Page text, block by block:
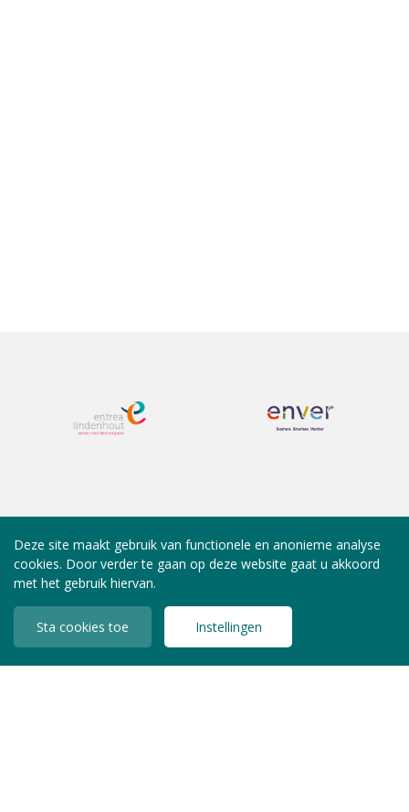
Deze site maakt gebruik van functionele en anonieme analyse
cookies. Door verder te gaan op deze website gaat u akkoord
met het gebruik hiervan.
Sta cookies toe Instellingen